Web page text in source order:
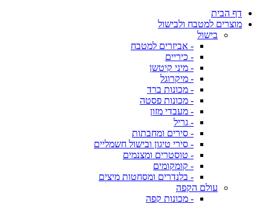
דף הבית
מוצרים למטבח ולבישול
בישול
- אביזרים למטבח
- כיריים
- מיני קיטשן
- מיקרוגל
- מכונות ברד
- מכונות פסטה
- מעבדי מזון
- גריל
- סירים ומחבתות
- סירי טיגון ובישול חשמליים
- טוסטרים ומצנמים
- קומקומים
- בלנדרים ומסחטות מיצים
עולם הקפה
- מכונות קפה